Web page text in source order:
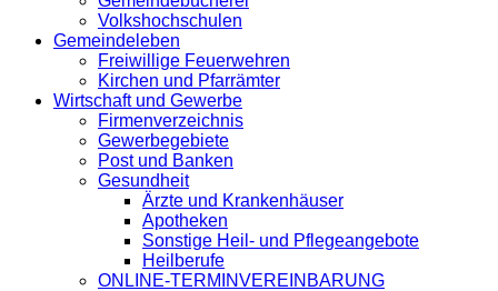
Volkshochschulen
Gemeindeleben
Freiwillige Feuerwehren
Kirchen und Pfarrämter
Wirtschaft und Gewerbe
Firmenverzeichnis
Gewerbegebiete
Post und Banken
Gesundheit
Ärzte und Krankenhäuser
Apotheken
Sonstige Heil- und Pflegeangebote
Heilberufe
ONLINE-TERMINVEREINBARUNG